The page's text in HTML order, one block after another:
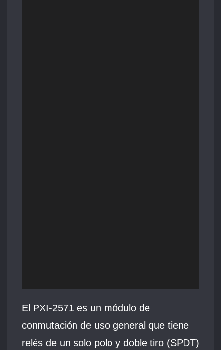
El PXI‑2571 es un módulo de
conmutación de uso general que tiene
relés de un solo polo y doble tiro (SPDT)